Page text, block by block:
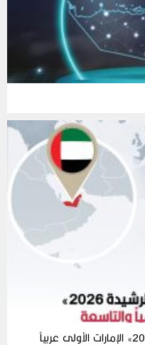
مؤشر «تشاندلر للحكومات الرشيدة 2026» الإمارات الأولى عربياً